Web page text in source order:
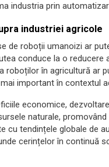
industria prin
industriei agricole
de roboții umanoizi ar
conduce la o
roboților în agricultură ar
important în contextul
economice,
naturale,
cu tendințele globale de
cerințelor în continuă